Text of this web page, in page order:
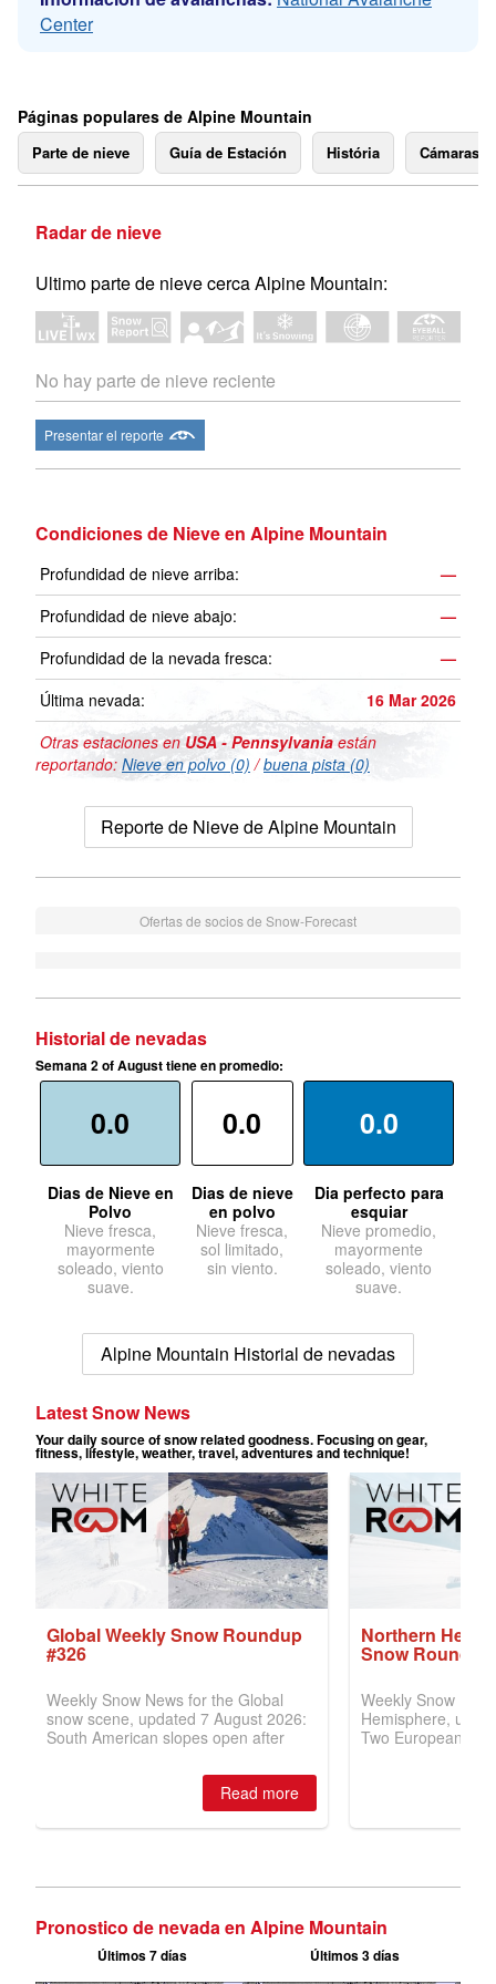
Center
Páginas populares de Alpine Mountain
Parte de nieve Guía de Estación História Cámaras
Radar de nieve
Ultimo parte de nieve cerca Alpine Mountain:
No hay parte de nieve reciente
Presentar el reporte
Condiciones de Nieve en Alpine Mountain
Profundidad de nieve arriba:
—
Profundidad de nieve abajo:
—
Profundidad de la nevada fresca:
—
Última nevada:
16 Mar 2026
Otras estaciones enUSA - Pennsylvania están
reportando: Nieve en polvo (0) /buena pista (0)
Reporte de Nieve de Alpine Mountain
Ofertas de socios de Snow-Forecast
Historial de nevadas
Semana 2 of August tiene en promedio:
0.0
Dias de Nieve en
Polvo
Nieve fresca,
mayormente
soleado, viento
suave.
0.0
Dias de nieve
en polvo
Nieve fresca,
sol limitado,
sin viento.
0.0
Dia perfecto para
esquiar
Nieve promedio,
mayormente
soleado, viento
suave.
Alpine Mountain Historial de nevadas
Pronostico de nevada en Alpine Mountain
Últimos 7 días Últimos 3 días